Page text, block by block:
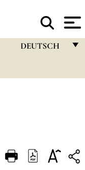
DEUTSCH
DEUTSCH